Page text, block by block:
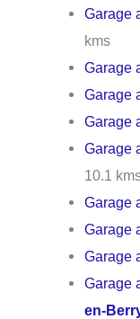
Garage
kms
Garage
Garage
Garage
Garage
10.1
Garage
Garage
Garage
Garage
en-